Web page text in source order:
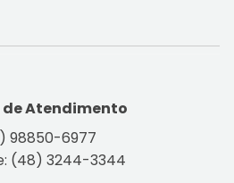
Atendimento
98850-6977
(48) 3244-3344